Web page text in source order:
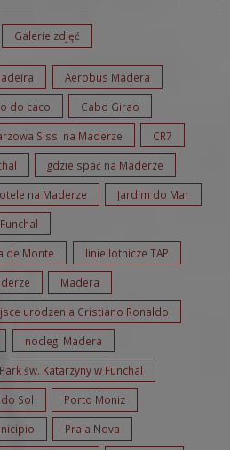
Galerie zdjęć
Aerobus Madera
do caco Cabo Girao
Sissi na Maderze CR7
gdzie spać na Maderze
na Maderze Jardim do Mar
de Monte linie lotnicze TAP
Madera
urodzenia Cristiano Ronaldo
noclegi Madera
Park św. Katarzyny w Funchal
Sol Porto Moniz
Praia Nova